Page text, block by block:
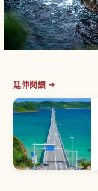
延伸閱讀 →